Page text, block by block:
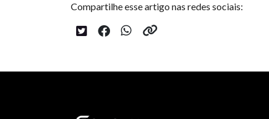
Compartilhe esse artigo nas redes sociais: